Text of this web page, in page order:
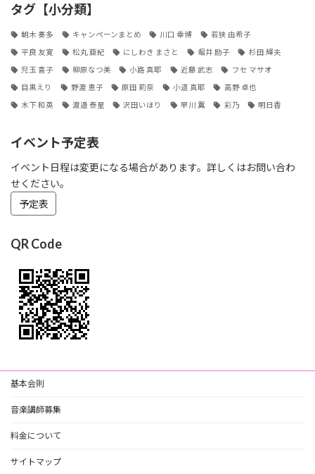
タグ【小分類】
朝木 奏多 キャンペーンまとめ 川口 幸博 若狭 由希子
平良 友寛 松丸 亜紀 にしわき まさと 堀井 励子 杉田 輝夫
児玉 喜子 柳原なつ美 小路 真耶 近藤 武志 フセ マサオ
目黒えり 野渡 恵子 原田 莉奈 小道 真耶 高野 卓也
木下 和英 渡邉 泰星 沢田いほり 早川 翼 彩乃 明日香
イベント予定表
イベント日程は変更になる場合があります。詳しくはお問い合わ
せください。
予定表
QR Code
基本会則
音楽講師募集
料金について
サイトマップ